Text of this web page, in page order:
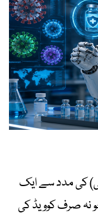
کی مدد سے ایک
نہ صرف کوویڈ کی